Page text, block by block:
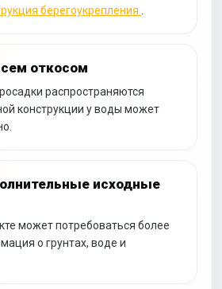
берегоукрепления
откосом
распространяются
конструкции у воды может
исходные
может потребоваться более
о грунтах, воде и